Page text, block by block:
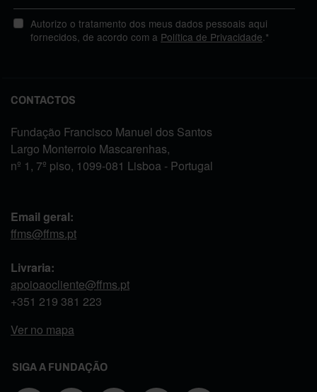
Autorizo o tratamento dos meus dados pessoais aqui
fornecidos, de acordo com a Política de Privacidade .*
CONTACTOS
Fundação Francisco Manuel dos Santos
Largo Monterroio Mascarenhas,
nº 1, 7º piso, 1099-081 Lisboa - Portugal
Email geral:
ffms@ffms.pt
Livraria:
apoioaocliente@ffms.pt
+351 219 381 223
Ver no mapa
SIGA A FUNDAÇÃO